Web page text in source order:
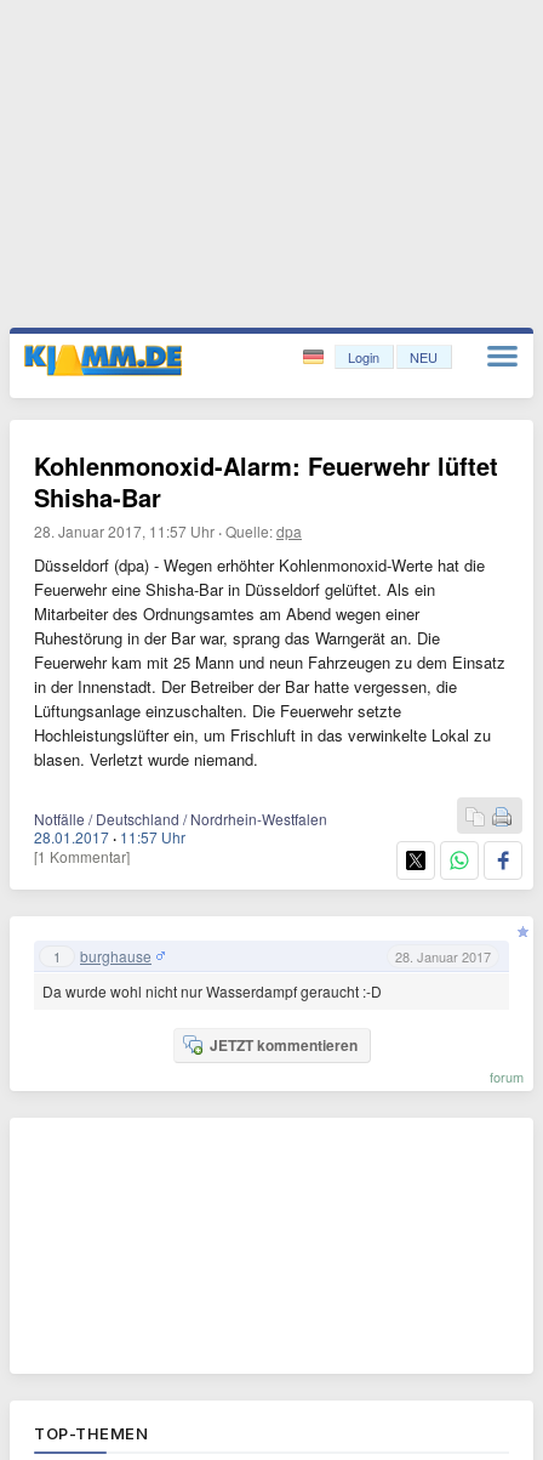
Login NEU
Kohlenmonoxid-Alarm: Feuerwehr lüftet
Shisha-Bar
28. Januar 2017, 11:57 Uhr ·Quelle:dpa
Düsseldorf (dpa) - Wegen erhöhter Kohlenmonoxid-Werte hat die
Feuerwehr eine Shisha-Bar in Düsseldorf gelüftet. Als ein
Mitarbeiter des Ordnungsamtes am Abend wegen einer
Ruhestörung in der Bar war, sprang das Warngerät an. Die
Feuerwehr kam mit 25 Mann und neun Fahrzeugen zu dem Einsatz
in der Innenstadt. Der Betreiber der Bar hatte vergessen, die
Lüftungsanlage einzuschalten. Die Feuerwehr setzte
Hochleistungslüfter ein, um Frischluft in das verwinkelte Lokal zu
blasen. Verletzt wurde niemand.
Notfälle / Deutschland / Nordrhein-Westfalen
28.01.2017 · 11:57 Uhr
[1 Kommentar]
1 burghause 28. Januar 2017
Da wurde wohl nicht nur Wasserdampf geraucht :-D
JETZT kommentieren
forum
TOP-THEMEN